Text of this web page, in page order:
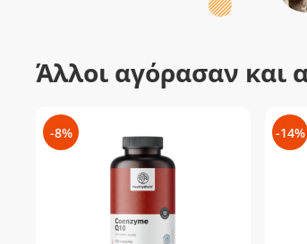
Άλλοι αγόρασαν και
-8% -14%